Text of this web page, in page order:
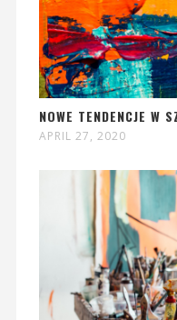
NOWE TENDENCJE W
APRIL 27, 2020